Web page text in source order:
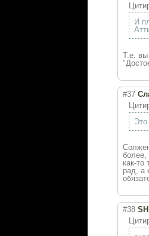
И
Т.е. вы
#37
более,
как-
рад, а
#38